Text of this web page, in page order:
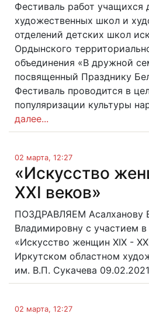
Фестиваль работ учащихся
художественных школ и
отделений детских школ
Ордынского
объединения «В дружной
посвященный Празднику
Фестиваль проводится в
популяризации культуры
далее...
02 марта, 12:27
«Искусство
XXI веков»
ПОЗДРАВЛЯЕМ Асалханову
Владимировну с участием
«Искусство женщин XIX -
Иркутском областном
им. В.П. Сукачева
02 марта, 12:27